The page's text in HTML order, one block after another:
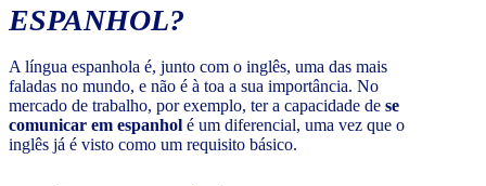
ESPANHOL?
A língua espanhola é, junto com o inglês, uma das mais
faladas no mundo, e não é à toa a sua importância. No
mercado de trabalho, por exemplo, ter a capacidade de se
comunicar em espanhol é um diferencial, uma vez que o
inglês já é visto como um requisito básico.